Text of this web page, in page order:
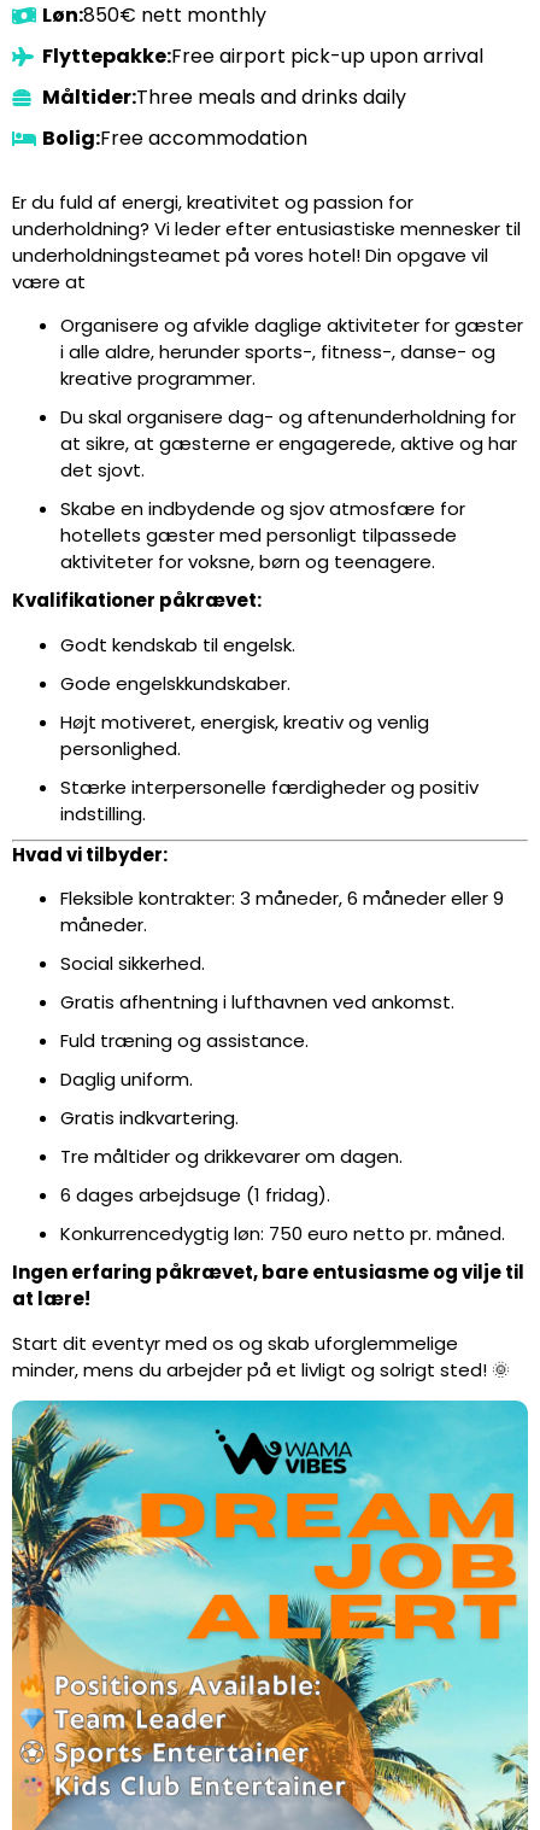
Løn:850€ nett monthly
Flyttepakke:Free airport pick-up upon arrival
Måltider:Three meals and drinks daily
Bolig:Free accommodation
Er du fuld af energi, kreativitet og passion for
underholdning? Vi leder efter entusiastiske mennesker til
underholdningsteamet på vores hotel! Din opgave vil
være at
Organisere og afvikle daglige aktiviteter for gæster
i alle aldre, herunder sports-, fitness-, danse- og
kreative programmer.
Du skal organisere dag- og aftenunderholdning for
at sikre, at gæsterne er engagerede, aktive og har
det sjovt.
Skabe en indbydende og sjov atmosfære for
hotellets gæster med personligt tilpassede
aktiviteter for voksne, børn og teenagere.
Kvalifikationer påkrævet:
Godt kendskab til engelsk.
Gode engelskkundskaber.
Højt motiveret, energisk, kreativ og venlig
personlighed.
Stærke interpersonelle færdigheder og positiv
indstilling.
Hvad vi tilbyder:
Fleksible kontrakter: 3 måneder, 6 måneder eller 9
måneder.
Social sikkerhed.
Gratis afhentning i lufthavnen ved ankomst.
Fuld træning og assistance.
Daglig uniform.
Gratis indkvartering.
Tre måltider og drikkevarer om dagen.
6 dages arbejdsuge (1 fridag).
Konkurrencedygtig løn: 750 euro netto pr. måned.
Ingen erfaring påkrævet, bare entusiasme og vilje til
at lære!
Start dit eventyr med os og skab uforglemmelige
minder, mens du arbejder på et livligt og solrigt sted! 🌞